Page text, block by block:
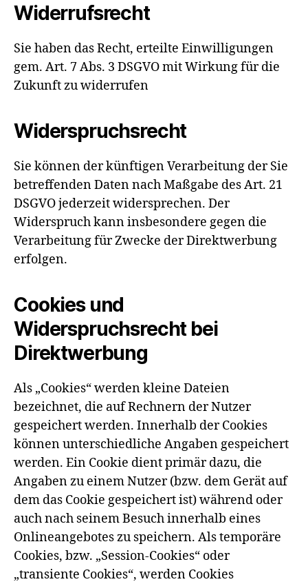
Widerrufsrecht
Sie haben das Recht, erteilte Einwilligungen
gem. Art. 7 Abs. 3 DSGVO mit Wirkung für die
Zukunft zu widerrufen
Widerspruchsrecht
Sie können der künftigen Verarbeitung der Sie
betreffenden Daten nach Maßgabe des Art. 21
DSGVO jederzeit widersprechen. Der
Widerspruch kann insbesondere gegen die
Verarbeitung für Zwecke der Direktwerbung
erfolgen.
Cookies und
Widerspruchsrecht bei
Direktwerbung
Als „Cookies“ werden kleine Dateien
bezeichnet, die auf Rechnern der Nutzer
gespeichert werden. Innerhalb der Cookies
können unterschiedliche Angaben gespeichert
werden. Ein Cookie dient primär dazu, die
Angaben zu einem Nutzer (bzw. dem Gerät auf
dem das Cookie gespeichert ist) während oder
auch nach seinem Besuch innerhalb eines
Onlineangebotes zu speichern. Als temporäre
Cookies, bzw. „Session-Cookies“ oder
„transiente Cookies“, werden Cookies